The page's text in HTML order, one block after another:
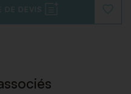
DE DEVIS
À